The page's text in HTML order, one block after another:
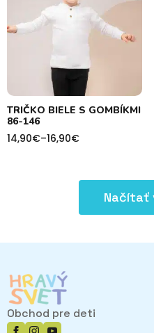
TRIČKO BIELE S GOMBÍKMI
86-146
14,90€–16,90€
Price
Načítať
Obchod pre deti